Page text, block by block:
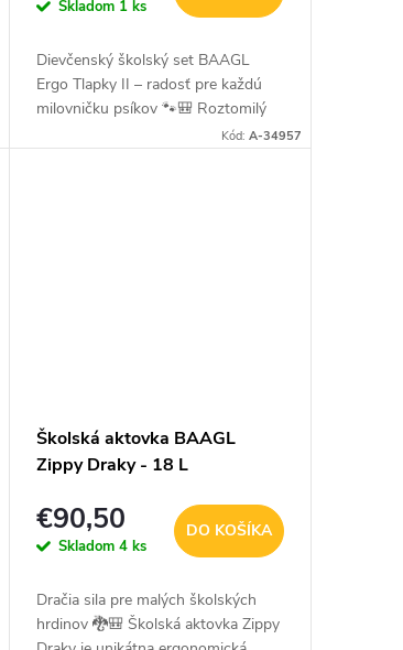
Skladom 1 ks
Dievčenský školský set BAAGL
Ergo Tlapky II – radosť pre každú
milovničku psíkov 🐾🎒 Roztomilý
vzhľad, prepracovaný dizajn a
Kód: A-34957
Školská aktovka BAAGL
Zippy Draky - 18 L
€90,50
Skladom 4 ks
DO KOŠÍKA
Dračia sila pre malých školských
hrdinov 🐉🎒 Školská aktovka Zippy